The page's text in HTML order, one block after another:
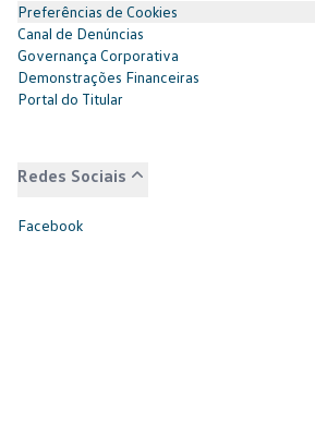
Preferências de Cookies
Canal de Denúncias
Governança Corporativa
Demonstrações Financeiras
Portal do Titular
Redes Sociais
Facebook